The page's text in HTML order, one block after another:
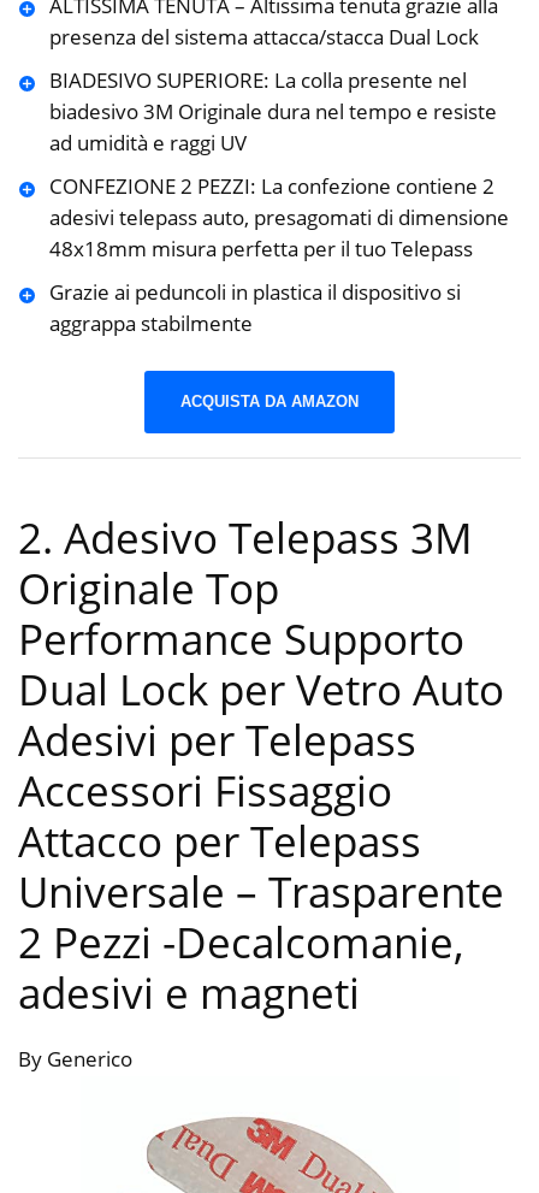
ALTISSIMA TENUTA – Altissima tenuta grazie alla
presenza del sistema attacca/stacca Dual Lock
BIADESIVO SUPERIORE: La colla presente nel
biadesivo 3M Originale dura nel tempo e resiste
ad umidità e raggi UV
CONFEZIONE 2 PEZZI: La confezione contiene 2
adesivi telepass auto, presagomati di dimensione
48x18mm misura perfetta per il tuo Telepass
Grazie ai peduncoli in plastica il dispositivo si
aggrappa stabilmente
ACQUISTA DA AMAZON
2. Adesivo Telepass 3M
Originale Top
Performance Supporto
Dual Lock per Vetro Auto
Adesivi per Telepass
Accessori Fissaggio
Attacco per Telepass
Universale – Trasparente
2 Pezzi -Decalcomanie,
adesivi e magneti
By Generico